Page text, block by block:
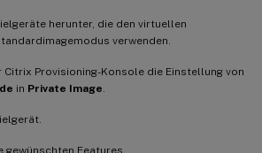
herunter, die den virtuellen
verwenden.
Citrix Provisioning-Konsole die Einstellung von
in Private Image
gewünschten Features.